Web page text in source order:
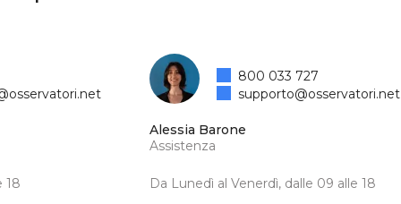
18
Alessia Barone
Assistenza
Da Lunedì al Venerdì, dalle 09 alle 18
800 033 727
supporto@osservatori.net